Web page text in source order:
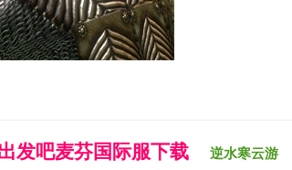
发吧麦芬国际服下载 逆水寒云游